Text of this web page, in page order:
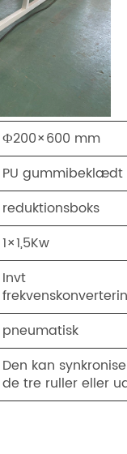
Ф200×600 mm
PU gummibeklædt
reduktionsboks
1×1,5Kw
Invt
pneumatisk
Den kan
de tre ruller eller